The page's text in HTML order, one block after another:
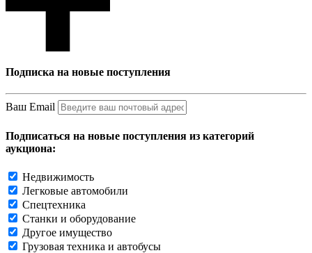
Подписка на новые поступления
Ваш Email
Подписаться на новые поступления из категорий
аукциона:
Недвижимость
Легковые автомобили
Спецтехника
Станки и оборудование
Другое имущество
Грузовая техника и автобусы